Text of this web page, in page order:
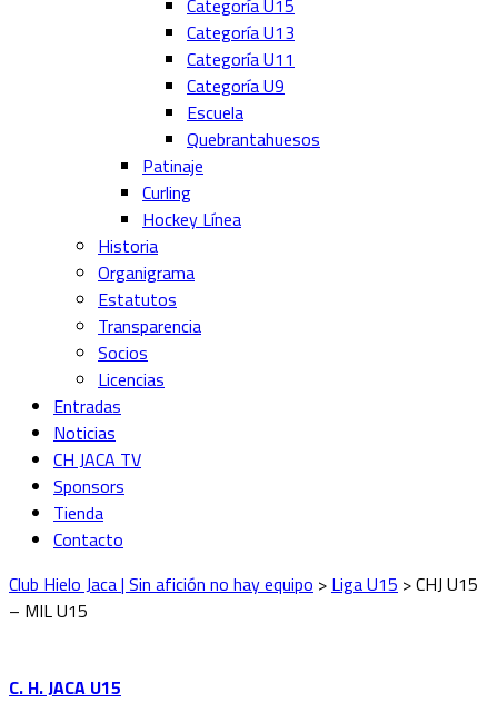
Categoría U15
Categoría U13
Categoría U11
Categoría U9
Escuela
Quebrantahuesos
Patinaje
Curling
Hockey Línea
Historia
Organigrama
Estatutos
Transparencia
Socios
Licencias
Entradas
Noticias
CH JACA TV
Sponsors
Tienda
Contacto
Club Hielo Jaca | Sin afición no hay equipo > Liga U15 >CHJ U15
– MIL U15
C. H. JACA U15